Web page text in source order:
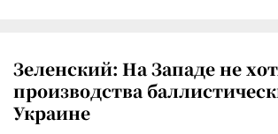
Зеленский: На Западе не
производства
Украине